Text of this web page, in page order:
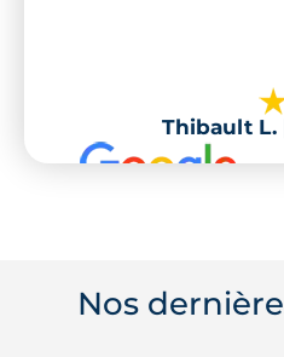
Thibault L.
Nos